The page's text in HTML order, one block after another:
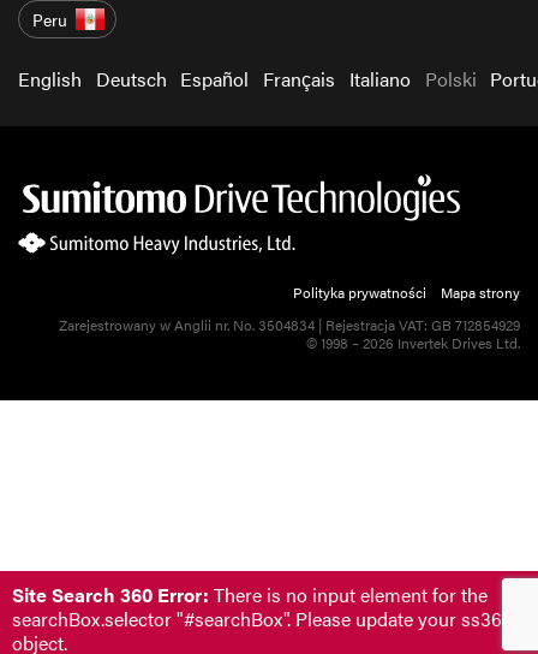
Peru
English Deutsch Español Français Italiano Polski
Polityka prywatności
Mapa strony
Zarejestrowany w Anglii nr. No. 3504834 | Rejestracja VAT: GB 712854929
© 1998 – 2026 Invertek Drives Ltd.
Site Search 360 Error: There is no input element for the
searchBox.selector "#searchBox". Please update your
object.